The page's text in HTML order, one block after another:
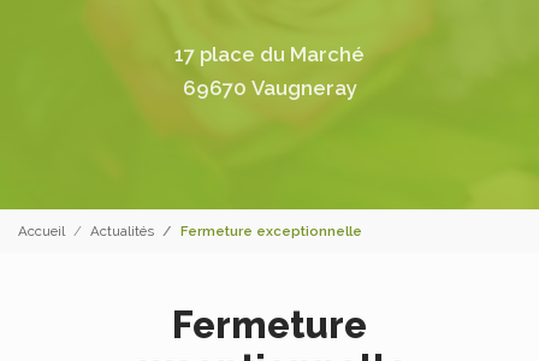
17 place du Marché
69670 Vaugneray
Accueil Actualités Fermeture exceptionnelle
Fermeture